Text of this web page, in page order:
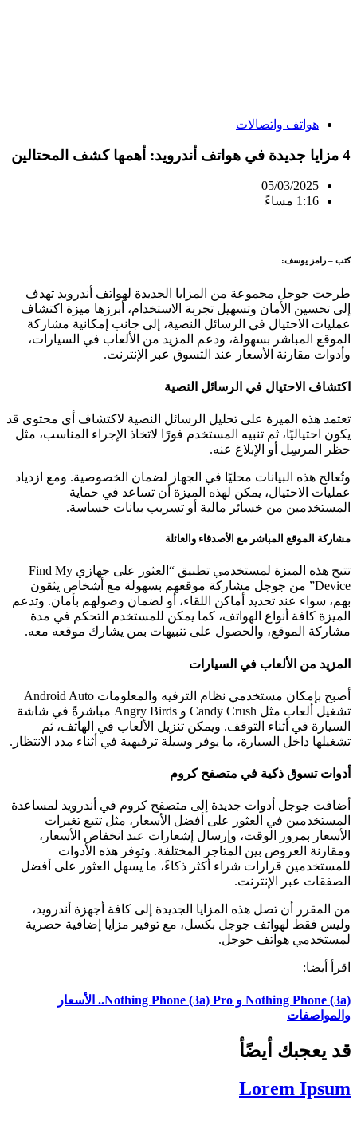
هواتف واتصالات
4 مزايا جديدة في هواتف أندرويد: أهمها كشف المحتالين
05/03/2025
1:16 مساءً
كتب – رامز يوسف:
طرحت جوجل مجموعة من المزايا الجديدة لهواتف أندرويد تهدف
إلى تحسين الأمان وتسهيل تجربة الاستخدام، أبرزها ميزة اكتشاف
عمليات الاحتيال في الرسائل النصية، إلى جانب إمكانية مشاركة
الموقع المباشر بسهولة، ودعم المزيد من الألعاب في السيارات،
وأدوات مقارنة الأسعار عند التسوق عبر الإنترنت.
اكتشاف الاحتيال في الرسائل النصية
تعتمد هذه الميزة على تحليل الرسائل النصية لاكتشاف أي محتوى قد
يكون احتياليًا، ثم تنبيه المستخدم فورًا لاتخاذ الإجراء المناسب، مثل
حظر المرسِل أو الإبلاغ عنه.
وتُعالج هذه البيانات محليًا في الجهاز لضمان الخصوصية. ومع ازدياد
عمليات الاحتيال، يمكن لهذه الميزة أن تساعد في حماية
المستخدمين من خسائر مالية أو تسريب بيانات حساسة.
مشاركة الموقع المباشر مع الأصدقاء والعائلة
تتيح هذه الميزة لمستخدمي تطبيق “العثور على جهازي Find My
Device” من جوجل مشاركة موقعهم بسهولة مع أشخاص يثقون
بهم، سواء عند تحديد أماكن اللقاء، أو لضمان وصولهم بأمان. وتدعم
الميزة كافة أنواع الهواتف، كما يمكن للمستخدم التحكم في مدة
مشاركة الموقع، والحصول على تنبيهات بمن يشارك موقعه معه.
المزيد من الألعاب في السيارات
أصبح بإمكان مستخدمي نظام الترفيه والمعلومات Android Auto
تشغيل ألعاب مثل Candy Crush و Angry Birds مباشرةً في شاشة
السيارة في أثناء التوقف. ويمكن تنزيل الألعاب في الهاتف، ثم
تشغيلها داخل السيارة، ما يوفر وسيلة ترفيهية في أثناء مدد الانتظار.
أدوات تسوق ذكية في متصفح كروم
أضافت جوجل أدوات جديدة إلى متصفح كروم في أندرويد لمساعدة
المستخدمين في العثور على أفضل الأسعار، مثل تتبع تغيرات
الأسعار بمرور الوقت، وإرسال إشعارات عند انخفاض الأسعار،
ومقارنة العروض بين المتاجر المختلفة. وتوفر هذه الأدوات
للمستخدمين قرارات شراء أكثر ذكاءً، ما يسهل العثور على أفضل
الصفقات عبر الإنترنت.
من المقرر أن تصل هذه المزايا الجديدة إلى كافة أجهزة أندرويد،
وليس فقط لهواتف جوجل بكسل، مع توفير مزايا إضافية حصرية
لمستخدمي هواتف جوجل.
اقرأ أيضا:
Nothing Phone (3a) و Nothing Phone (3a) Pro.. الأسعار
والمواصفات
قد يعجبك أيضًأ
Lorem Ipsum